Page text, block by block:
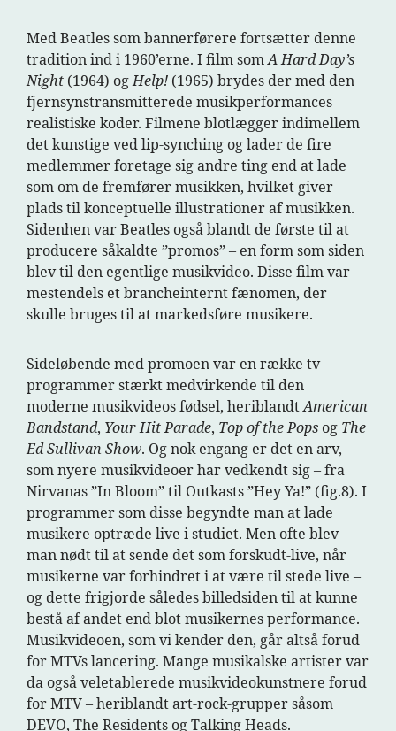
Med Beatles som bannerførere fortsætter denne
tradition ind i 1960’erne. I film somA Hard Day’s
Night (1964) ogHelp! (1965) brydes der med den
fjernsynstransmitterede musikperformances
realistiske koder. Filmene blotlægger indimellem
det kunstige ved lip-synching og lader de fire
medlemmer foretage sig andre ting end at lade
som om de fremfører musikken, hvilket giver
plads til konceptuelle illustrationer af musikken.
Sidenhen var Beatles også blandt de første til at
producere såkaldte ”promos” – en form som siden
blev til den egentlige musikvideo. Disse film var
mestendels et brancheinternt fænomen, der
skulle bruges til at markedsføre musikere.
Sideløbende med promoen var en række tv-
programmer stærkt medvirkende til den
moderne musikvideos fødsel, heriblandtAmerican
Bandstand, Your Hit Parade, Top of the Pops og The
Ed Sullivan Show. Og nok engang er det en arv,
som nyere musikvideoer har vedkendt sig – fra
Nirvanas ”In Bloom” til Outkasts ”Hey Ya!” (fig.8). I
programmer som disse begyndte man at lade
musikere optræde live i studiet. Men ofte blev
man nødt til at sende det som forskudt-live, når
musikerne var forhindret i at være til stede live –
og dette frigjorde således billedsiden til at kunne
bestå af andet end blot musikernes performance.
Musikvideoen, som vi kender den, går altså forud
for MTVs lancering. Mange musikalske artister var
da også veletablerede musikvideokunstnere forud
for MTV – heriblandt art-rock-grupper såsom
DEVO, The Residents og Talking Heads.